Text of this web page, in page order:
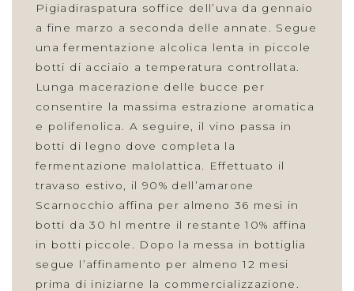
Pigiadiraspatura soffice dell’uva da gennaio
a fine marzo a seconda delle annate. Segue
una fermentazione alcolica lenta in piccole
botti di acciaio a temperatura controllata.
Lunga macerazione delle bucce per
consentire la massima estrazione aromatica
e polifenolica. A seguire, il vino passa in
botti di legno dove completa la
fermentazione malolattica. Effettuato il
travaso estivo, il 90% dell’amarone
Scarnocchio affina per almeno 36 mesi in
botti da 30 hl mentre il restante 10% affina
in botti piccole. Dopo la messa in bottiglia
segue l’affinamento per almeno 12 mesi
prima di iniziarne la commercializzazione.